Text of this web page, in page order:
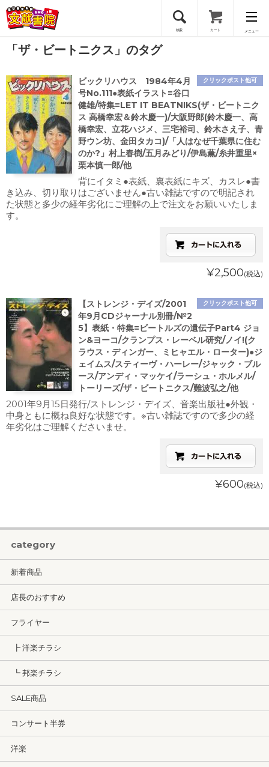
検索 カート メニュー
会員登録
ログイン
「ザ・ビートニクス」のタグ
クリックポスト他可
ビックリハウス 1984年4月
号No.111●表紙イラスト=谷口
健雄/特集=LET IT BEATNIKS(ザ・ビートニク
ス 高橋幸宏＆鈴木慶一)/大阪野郎(鈴木慶一、高
橋幸宏、立花ハジメ、三宅裕司、鈴木さえ子、青
野ウン坊、金田タカコ)/「人はなぜ千葉県に住む
のか?」村上春樹/五月みどり/伊島薫/糸井重里×
栗本慎一郎/他
背にイタミ●表紙、裏表紙にキズ、カスレ●書
き込み、切り取りはございません●古い雑誌ですので明記され
た状態と多少の経年劣化にご理解の上で注文をお願いいたしま
す。
¥2,500(税込)
クリックポスト他可
【ストレンジ・デイズ/2001
年9月CDジャーナル別冊/№2
5】表紙・特集=ビートルズの遺伝子Part4 ジョ
ン&ヨーコ/クランプス・レーベル研究/ノイ!(ク
ラウス・ディンガー、ミヒャエル・ローター)●ジ
ェイムス/スティーヴ・ハーレー/ジャック・ブル
ース/アンディ・マッケイ/ラーシュ・ホルメル/
トーリーズ/ザ・ビートニクス/難波弘之/他
2001年9月15日発行/ストレンジ・デイズ、音楽出版社●外観・
中身ともに概ね良好な状態です。※古い雑誌ですので多少の経
年劣化はご理解くださいませ。
¥600(税込)
category
新着商品
店長のおすすめ
フライヤー
┣ 洋楽チラシ
┗ 邦楽チラシ
SALE商品
コンサート半券
洋楽